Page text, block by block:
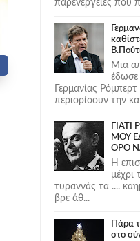
παρενέργειες που
Μια
έδωσε
Γερμανίας
περιορίσουν την
ΜΟΥ
ΟΡΟ
Η
μέχρι
τυραννάς τα ....
βρε άθ...
Πάρα
στο